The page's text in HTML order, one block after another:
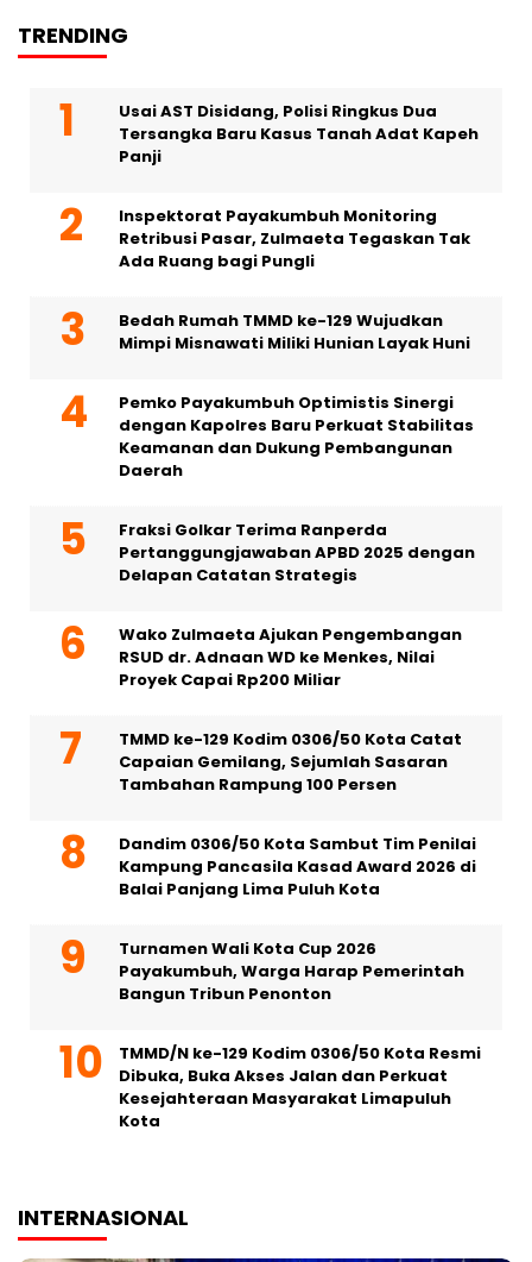
TRENDING
Usai AST Disidang, Polisi Ringkus Dua
Tersangka Baru Kasus Tanah Adat Kapeh
Panji
Inspektorat Payakumbuh Monitoring
Retribusi Pasar, Zulmaeta Tegaskan Tak
Ada Ruang bagi Pungli
Bedah Rumah TMMD ke-129 Wujudkan
Mimpi Misnawati Miliki Hunian Layak Huni
Pemko Payakumbuh Optimistis Sinergi
dengan Kapolres Baru Perkuat Stabilitas
Keamanan dan Dukung Pembangunan
Daerah
Fraksi Golkar Terima Ranperda
Pertanggungjawaban APBD 2025 dengan
Delapan Catatan Strategis
Wako Zulmaeta Ajukan Pengembangan
RSUD dr. Adnaan WD ke Menkes, Nilai
Proyek Capai Rp200 Miliar
TMMD ke-129 Kodim 0306/50 Kota Catat
Capaian Gemilang, Sejumlah Sasaran
Tambahan Rampung 100 Persen
Dandim 0306/50 Kota Sambut Tim Penilai
Kampung Pancasila Kasad Award 2026 di
Balai Panjang Lima Puluh Kota
Turnamen Wali Kota Cup 2026
Payakumbuh, Warga Harap Pemerintah
Bangun Tribun Penonton
TMMD/N ke-129 Kodim 0306/50 Kota Resmi
Dibuka, Buka Akses Jalan dan Perkuat
Kesejahteraan Masyarakat Limapuluh
Kota
INTERNASIONAL